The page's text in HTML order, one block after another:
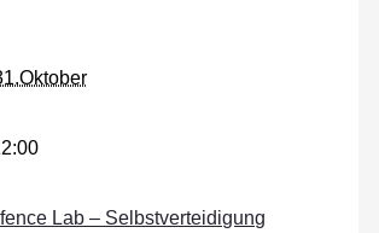
Lab – Selbstverteidigung